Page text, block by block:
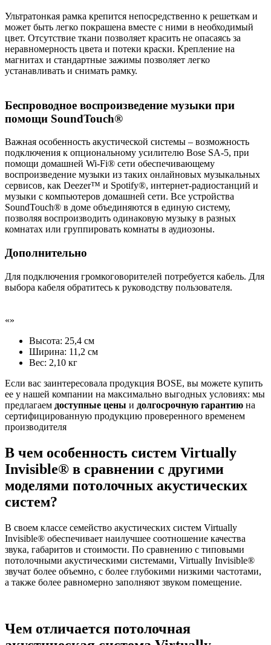
Ультратонкая рамка крепится непосредственно к решеткам и
может быть легко покрашена вместе с ними в необходимый
цвет. Отсутствие ткани позволяет красить не опасаясь за
неравномерность цвета и потеки краски. Крепление на
магнитах и стандартные зажимы позволяет легко
устанавливать и снимать рамку.
Беспроводное воспроизведение музыки при
помощи SoundTouch®
Важная особенность акустической системы – возможность
подключения к опциональному усилителю Bose SA-5, при
помощи домашней Wi-Fi® сети обеспечивающему
воспроизведение музыки из таких онлайновых музыкальных
сервисов, как Deezer™ и Spotify®, интернет-радиостанций и
музыки с компьютеров домашней сети. Все устройства
SoundTouch® в доме объединяются в единую систему,
позволяя воспроизводить одинаковую музыку в разных
комнатах или группировать комнаты в аудиозоны.
Дополнительно
Для подключения громкоговорителей потребуется кабель. Для
выбора кабеля обратитесь к руководству пользователя.
«»
Высота: 25,4 см
Ширина: 11,2 см
Вес: 2,10 кг
Если вас заинтересовала продукция BOSE, вы можете купить
ее у нашей компании на максимально выгодных условиях: мы
предлагаем доступные цены и долгосрочную гарантию на
сертифицированную продукцию проверенного временем
производителя
В чем особенность систем Virtually
Invisible® в сравнении с другими
моделями потолочных акустических
систем?
В своем классе семейство акустических систем Virtually
Invisible® обеспечивает наилучшее соотношение качества
звука, габаритов и стоимости. По сравнению с типовыми
потолочными акустическими системами, Virtually Invisible®
звучат более объемно, с более глубокими низкими частотами,
а также более равномерно заполняют звуком помещение.
Чем отличается потолочная